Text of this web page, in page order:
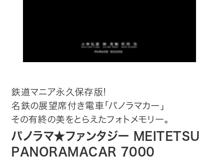
絵本・児童書
ビジネス・経営・情報
社会・思想・哲学
写真集
鉄道マニア永久保存版!
名鉄の展望席付き電車「パノラマカー」
その有終の美をとらえたフォトメモリー。
パノラマ★ファンタジー MEITETSU
PANORAMACAR 7000